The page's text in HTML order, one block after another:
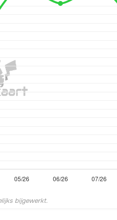
bijgewerkt.